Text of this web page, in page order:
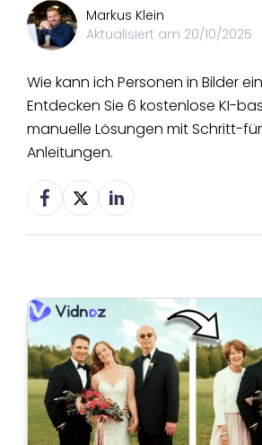
Markus Klein
Aktualisiert am 20/10/2025
Wie kann ich Personen in Bilder
Entdecken Sie 6 kostenlose KI-
manuelle Lösungen mit Schritt-
Anleitungen.